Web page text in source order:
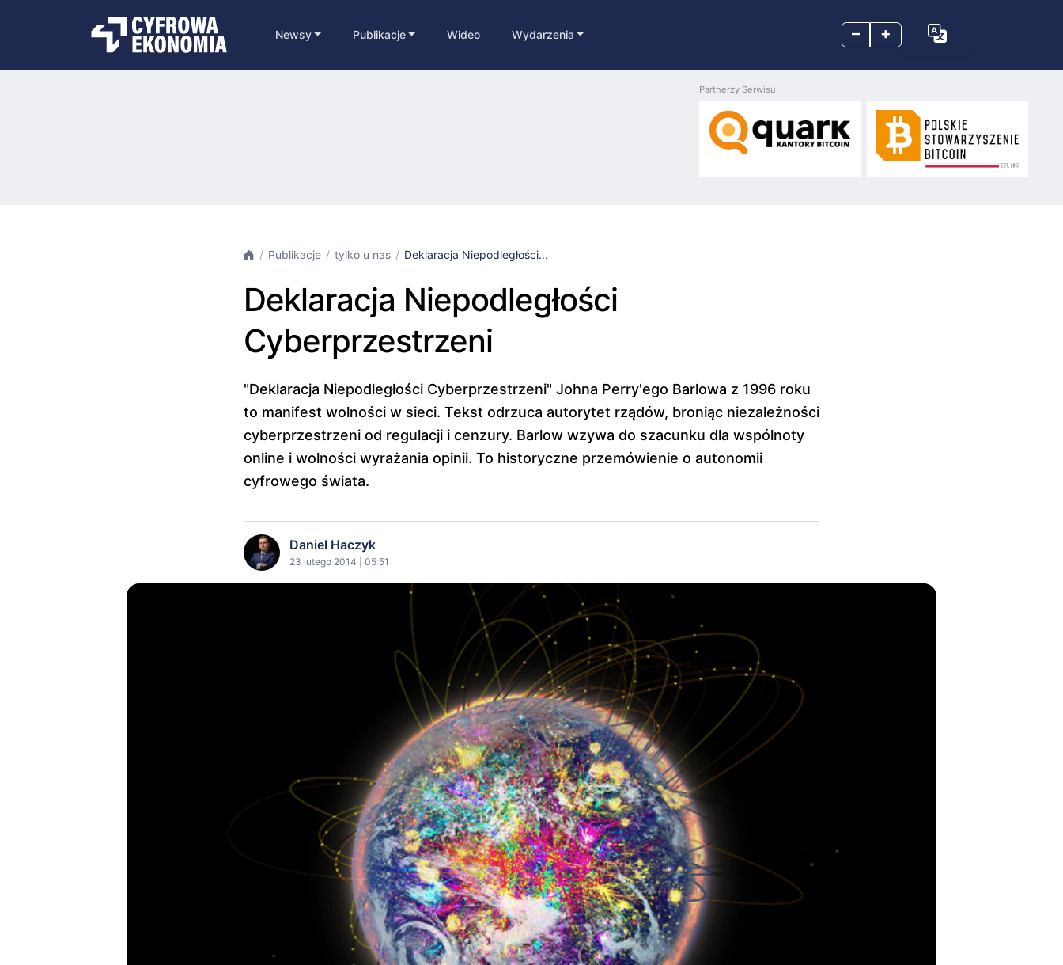
– +
Newsy Publikacje Wideo Wydarzenia
Partnerzy Serwisu:
Publikacje tylko u nas Deklaracja Niepodległości...
Deklaracja Niepodległości
Cyberprzestrzeni
"Deklaracja Niepodległości Cyberprzestrzeni" Johna Perry'ego Barlowa z 1996 roku
to manifest wolności w sieci. Tekst odrzuca autorytet rządów, broniąc niezależności
cyberprzestrzeni od regulacji i cenzury. Barlow wzywa do szacunku dla wspólnoty
online i wolności wyrażania opinii. To historyczne przemówienie o autonomii
cyfrowego świata.
Daniel Haczyk
23 lutego 2014 | 05:51